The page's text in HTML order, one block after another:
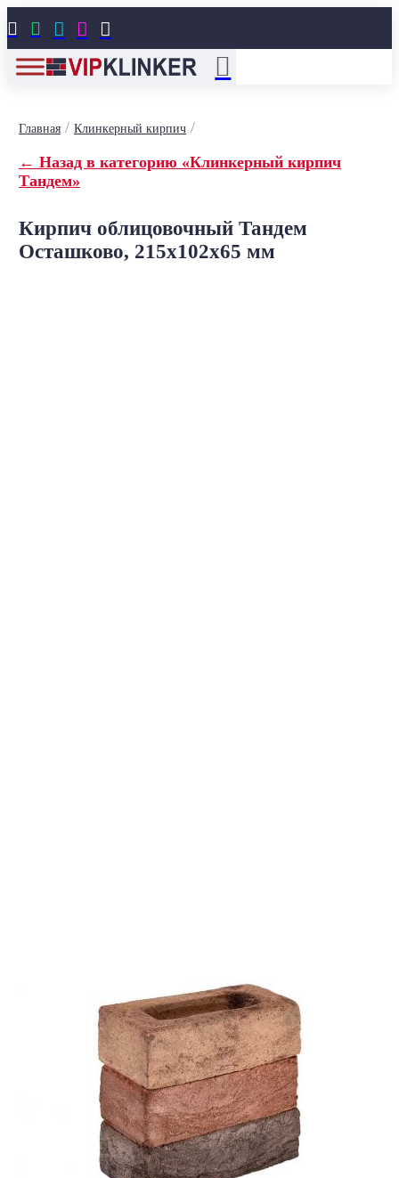
    
Главная/ Клинкерный кирпич/
← Назад в категорию «Клинкерный кирпич
Тандем»
Кирпич облицовочный Тандем
Осташково, 215x102x65 мм